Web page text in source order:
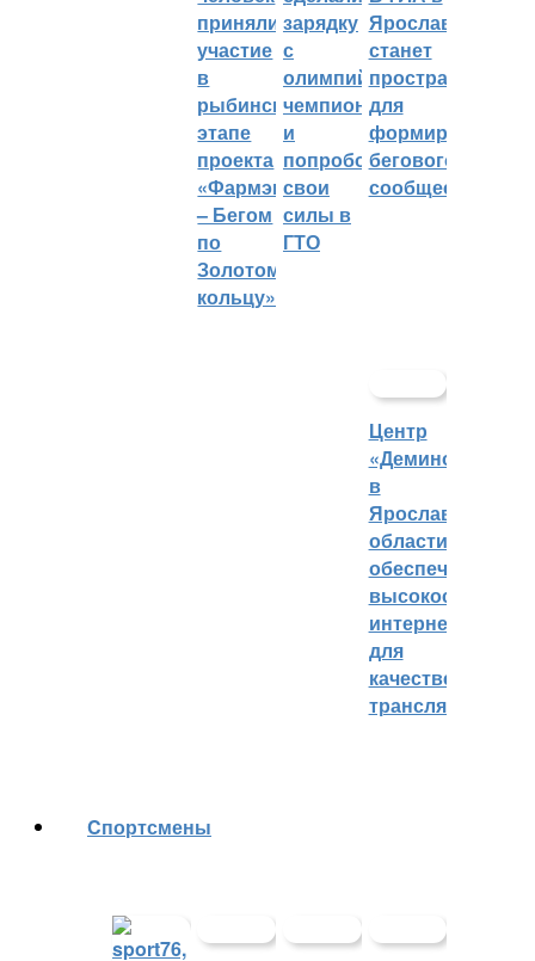
приняли
участие
в
рыбинском
этапе
проекта
«Фармэко
– Бегом
по
Золотому
кольцу»
зарядку
с
олимпийским
чемпионом
и
попробовали
свои
силы в
ГТО
Ярославле
станет
пространством
для
формирования
бегового
сообщества
Центр
«Демино»
в
Ярославской
области
обеспечивают
интернетом
для
качественных
трансляций
Cпортсмены